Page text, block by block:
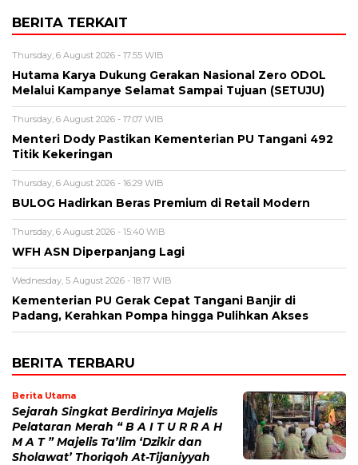
BERITA TERKAIT
Thursday, 6 August 2026 - 17:55 WIB
Hutama Karya Dukung Gerakan Nasional Zero ODOL
Melalui Kampanye Selamat Sampai Tujuan (SETUJU)
Thursday, 6 August 2026 - 17:07 WIB
Menteri Dody Pastikan Kementerian PU Tangani 492
Titik Kekeringan
Thursday, 6 August 2026 - 16:29 WIB
BULOG Hadirkan Beras Premium di Retail Modern
Thursday, 6 August 2026 - 15:40 WIB
WFH ASN Diperpanjang Lagi
Wednesday, 5 August 2026 - 18:17 WIB
Kementerian PU Gerak Cepat Tangani Banjir di
Padang, Kerahkan Pompa hingga Pulihkan Akses
BERITA TERBARU
Berita Utama
Sejarah Singkat Berdirinya Majelis
Pelataran Merah “ B A I T U R R A H
M A T ” Majelis Ta’lim ‘Dzikir dan
Sholawat’ Thoriqoh At-Tijaniyyah